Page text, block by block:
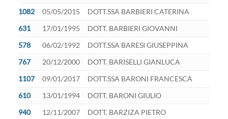
1082
05/05/2015
DOTT.SSA BARBIERI CATERINA
631
17/01/1995
DOTT. BARBIERI GIOVANNI
578
06/02/1992
DOTT.SSA BARESI GIUSEPPINA
767
20/12/2000
DOTT. BARISELLI GIANLUCA
1107
09/01/2017
DOTT.SSA BARONI FRANCESCA
610
13/01/1994
DOTT. BARONI GIULIO
940
12/11/2007
DOTT. BARZIZA PIETRO